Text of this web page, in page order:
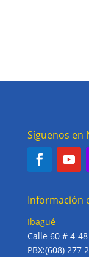
Síguenos en
Información
Ibagué
Calle 60 # 4-
PBX:(608) 277